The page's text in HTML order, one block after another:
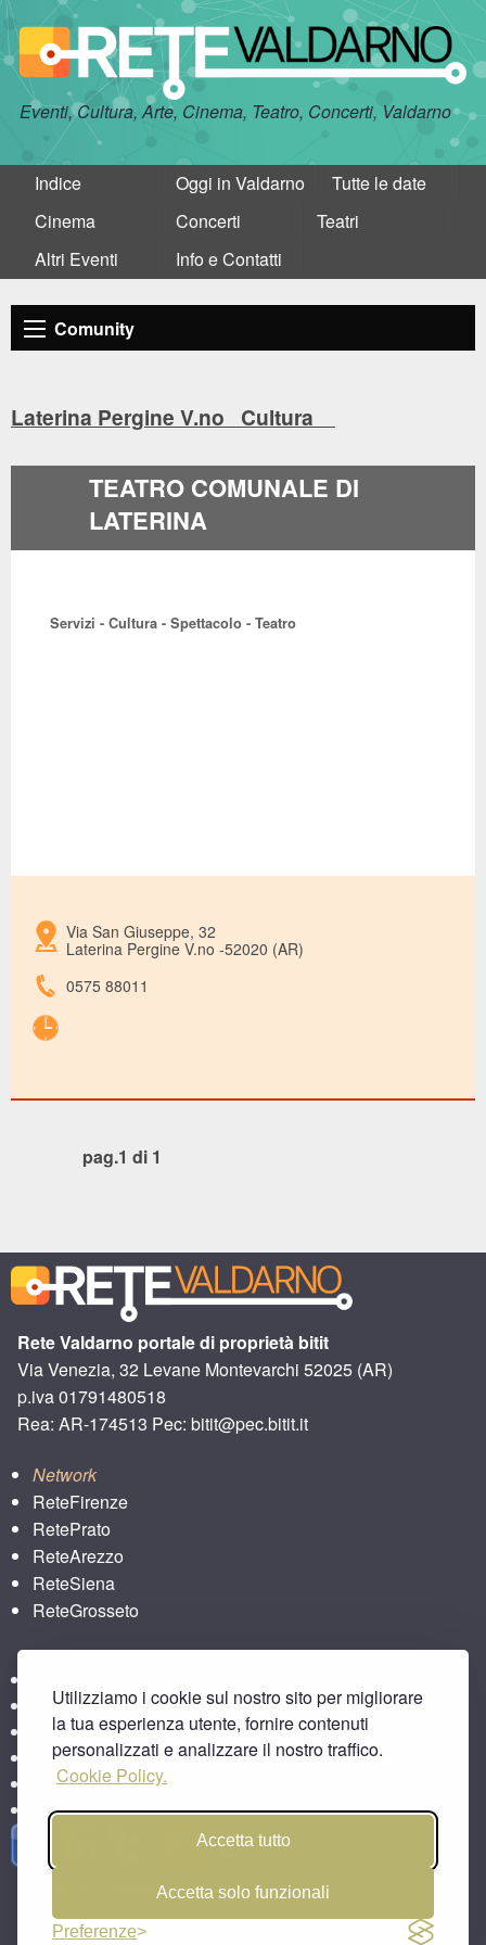
Utilizziamo i cookie sul nostro sito per migliorare
la tua esperienza utente, fornire contenuti
personalizzati e analizzare il nostro traffico.
Cookie Policy.
Accetta tutto
Accetta solo funzionali
Preferenze
Eventi, Cultura, Arte, Cinema, Teatro, Concerti, Valdarno
Indice Oggi in Valdarno
Tutte le date
Cinema
Concerti
Teatri
Altri Eventi
Info e Contatti
Comunity
Laterina Pergine V.no Cultura
TEATRO COMUNALE DI
LATERINA
Servizi - Cultura - Spettacolo - Teatro
Via San Giuseppe, 32
Laterina Pergine V.no -52020 (AR)
0575 88011
pag.1 di 1
Rete Valdarno portale di proprietà bitit
Via Venezia, 32 Levane Montevarchi 52025 (AR)
p.iva 01791480518
Rea: AR-174513 Pec: bitit@pec.bitit.it
Network
ReteFirenze
RetePrato
ReteArezzo
ReteSiena
ReteGrosseto
ReteLpisa
ReteLlivorno
bitbar
Agriturismo e Toscana
Area Aziende Italiane
Privacy & Cookies